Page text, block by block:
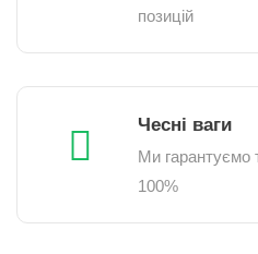
позицій
Чесні ваги
Ми гарантуємо
100%